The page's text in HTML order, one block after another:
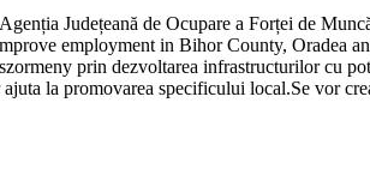
Județeană de Ocupare a Forței de
employment in Bihor County, Oradea
prin dezvoltarea infrastructurilor cu
la promovarea specificului local.Se vor